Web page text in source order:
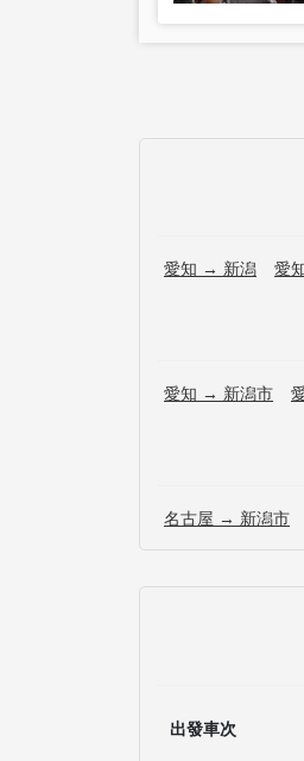
愛知 → 新潟 愛
愛知 → 新潟市
名古屋 → 新潟市
出發車次